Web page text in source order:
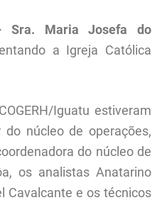
Sra. Maria Josefa do
a Igreja Católica
Iguatu estiveram
núcleo de operações,
do núcleo de
os analistas Anatarino
Cavalcante e os técnicos